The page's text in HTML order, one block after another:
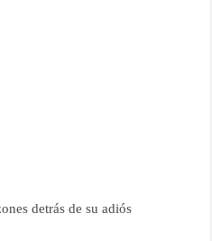
detrás de su adiós